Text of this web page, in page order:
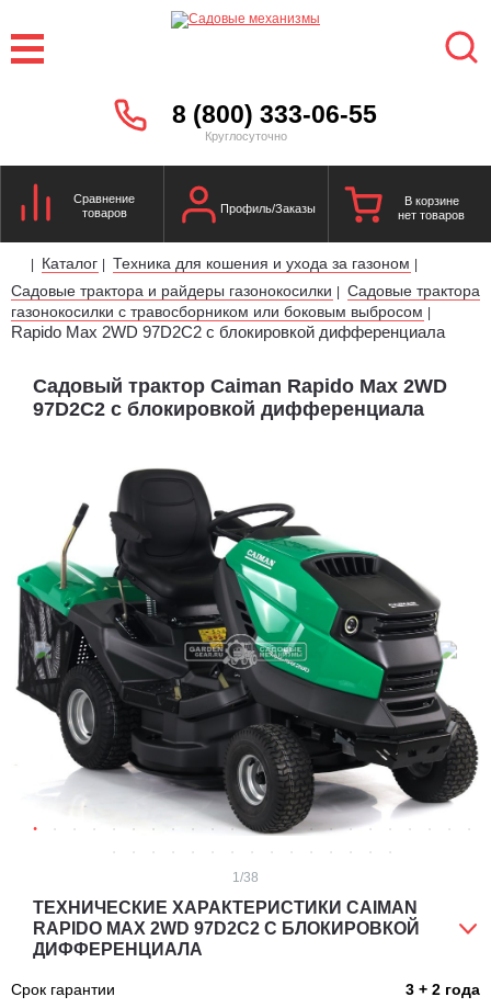
8 (800) 333-06-55
Круглосуточно
Сравнение
товаров
Профиль/Заказы
В корзине
нет товаров
| Каталог | Техника для кошения и ухода за газоном |
Садовые трактора и райдеры газонокосилки | Садовые трактора
газонокосилки с травосборником или боковым выбросом |
Rapido Max 2WD 97D2C2 с блокировкой дифференциала
Садовый трактор Caiman Rapido Max 2WD
97D2C2 с блокировкой дифференциала
1/38
ТЕХНИЧЕСКИЕ ХАРАКТЕРИСТИКИ CAIMAN
RAPIDO MAX 2WD 97D2C2 С БЛОКИРОВКОЙ
ДИФФЕРЕНЦИАЛА
Срок гарантии
3 + 2 года